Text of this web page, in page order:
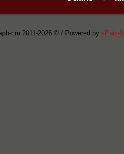
r.ru 2011-2026 © / Powered by sPaiz-